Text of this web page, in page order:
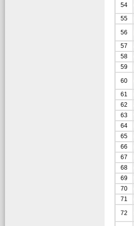
54
55
56
57
58
59
60
61
62
63
64
65
66
67
68
69
70
71
72